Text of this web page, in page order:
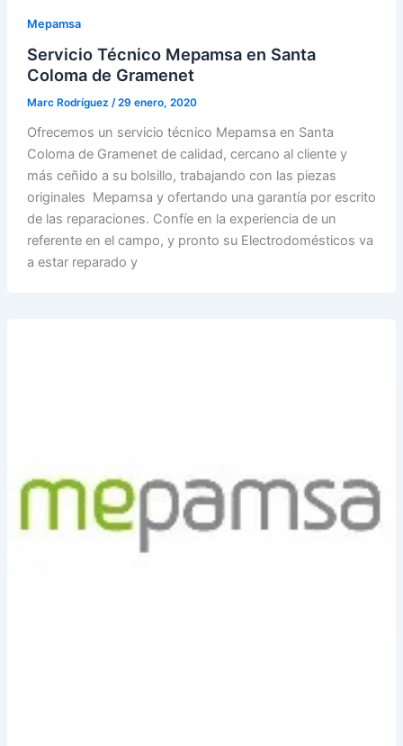
Mepamsa
Servicio Técnico Mepamsa en Santa
Coloma de Gramenet
Marc Rodríguez /29 enero, 2020
Ofrecemos un servicio técnico Mepamsa en Santa
Coloma de Gramenet de calidad, cercano al cliente y
más ceñido a su bolsillo, trabajando con las piezas
originales Mepamsa y ofertando una garantía por escrito
de las reparaciones. Confíe en la experiencia de un
referente en el campo, y pronto su Electrodomésticos va
a estar reparado y